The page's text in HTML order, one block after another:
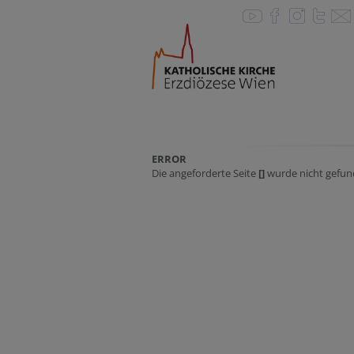
ERROR
Die angeforderte Seite []wurde nicht